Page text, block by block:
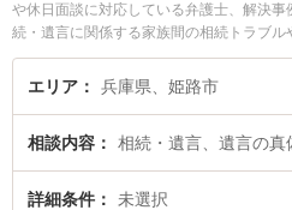
や休日面談に対応している弁護士、解決
続・遺言に関係する家族間の相続トラブ
な分野での絞り込み検索もでき便利です
西 達也弁護士や姫路あゆむ法律事務所の
士に相談したい』『遺言無効のトラブル
したい』『初回相談無料で遺言無効を法
予約したい』などでお困りの相談者さんに
エリア 兵庫県、姫路市
相談内容 相続・遺言、遺言の真
詳細条件 未選択